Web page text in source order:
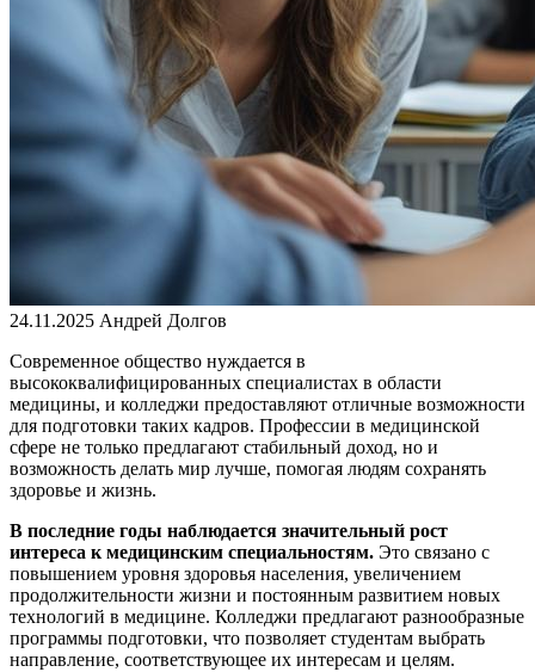
24.11.2025 Андрей Долгов
Современное общество нуждается в
высококвалифицированных специалистах в области
медицины, и колледжи предоставляют отличные возможности
для подготовки таких кадров. Профессии в медицинской
сфере не только предлагают стабильный доход, но и
возможность делать мир лучше, помогая людям сохранять
здоровье и жизнь.
В последние годы наблюдается значительный рост
интереса к медицинским специальностям. Это связано с
повышением уровня здоровья населения, увеличением
продолжительности жизни и постоянным развитием новых
технологий в медицине. Колледжи предлагают разнообразные
программы подготовки, что позволяет студентам выбрать
направление, соответствующее их интересам и целям.